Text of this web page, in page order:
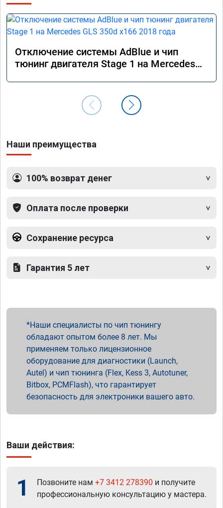
Отключение системы AdBlue и чип
тюнинг двигателя Stage 1 на Mercedes
Наши преимущества
100% возврат денег
Оплата после проверки
Сохранение ресурса
Гарантия 5 лет
Наши специалисты по чип тюнингу
обладают опытом более 8 лет. Мы
применяем только лицензионное
оборудование для диагностики (Launch,
Autel) и чип тюнинга (Flex, Kess 3, Autotuner,
Bitbox, PCMFlash), что гарантирует
безопасность для электроники вашего авто.
Ваши действия:
1 Позвоните нам +7 3412 278390 и получите
профессиональную консультацию у мастера.